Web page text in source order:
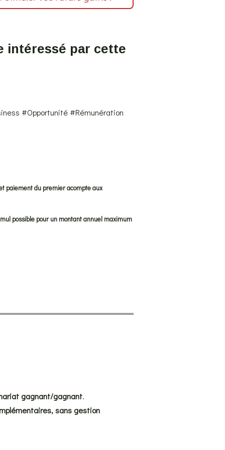
intéressé par cette
#Opportunité #Rémunération
paiement du premier acompte aux
possible pour un montant annuel maximum
gagnant/gagnant.
sans gestion